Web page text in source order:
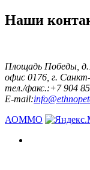
Наши
Площадь Победы,
офис 0176, г.
тел./факс.:+7 904
E-mail:
АОММО